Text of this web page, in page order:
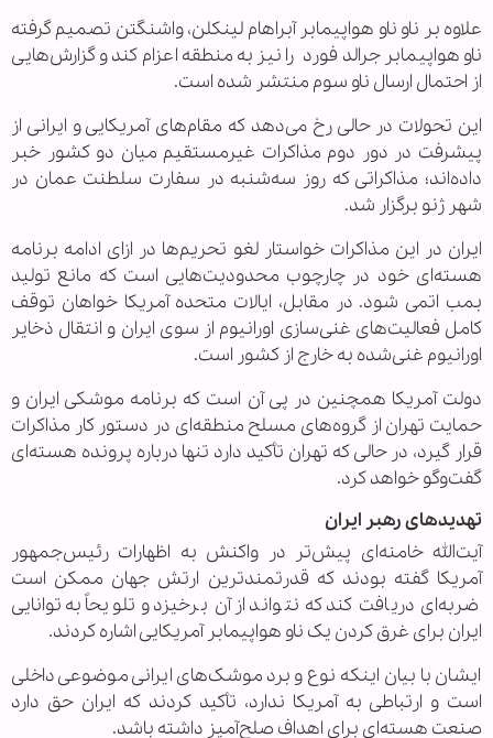
علاوه بر ناو ناو هواپیمابر آبراهام لینکلن، واشنگتن تصمیم گرفته
ناو هواپیمابر جرالد فورد را نیز به منطقه اعزام کند و گزارش‌هایی
از احتمال ارسال ناو سوم منتشر شده است.
این تحولات در حالی رخ می‌دهد که مقام‌های آمریکایی و ایرانی از
پیشرفت در دور دوم مذاکرات غیرمستقیم میان دو کشور خبر
داده‌اند؛ مذاکراتی که روز سه‌شنبه در سفارت سلطنت عمان در
شهر ژنو برگزار شد.
ایران در این مذاکرات خواستار لغو تحریم‌ها در ازای ادامه برنامه
هسته‌ای خود در چارچوب محدودیت‌هایی است که مانع تولید
بمب اتمی شود. در مقابل، ایالات متحده آمریکا خواهان توقف
کامل فعالیت‌های غنی‌سازی اورانیوم از سوی ایران و انتقال ذخایر
اورانیوم غنی‌شده به خارج از کشور است.
دولت آمریکا همچنین در پی آن است که برنامه موشکی ایران و
حمایت تهران از گروه‌های مسلح منطقه‌ای در دستور کار مذاکرات
قرار گیرد، در حالی که تهران تأکید دارد تنها درباره پرونده هسته‌ای
گفت‌وگو خواهد کرد.
تهدیدهای رهبر ایران
آیت‌الله خامنه‌ای پیش‌تر در واکنش به اظهارات رئیس‌جمهور
آمریکا گفته بودند که قدرتمندترین ارتش جهان ممکن است
ضربه‌ای دریافت کند که نتواند از آن برخیزد و تلویحاً به توانایی
ایران برای غرق کردن یک ناو هواپیمابر آمریکایی اشاره کردند.
ایشان با بیان اینکه نوع و برد موشک‌های ایرانی موضوعی داخلی
است و ارتباطی به آمریکا ندارد، تأکید کردند که ایران حق دارد
صنعت هسته‌ای برای اهداف صلح‌آمیز داشته باشد.